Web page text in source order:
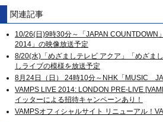
関連記事
10/26(日)9時30分～「JAPAN COUNTDOWN
2014」の映像放送予定
8/20(水)「めざましテレビ アクア」「めざま
しライブの模様を放送予定
8月24日（日） 24時10分～NHK「MUSIC
VAMPS LIVE 2014: LONDON PRE-LIVE
イッターによる招待キャンペーンあり！
VAMPSオフィシャルサイト リニューアル！